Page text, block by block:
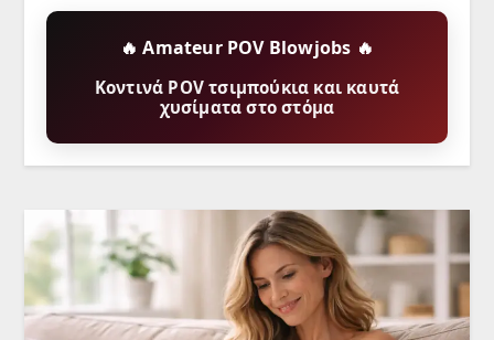
🔥 Amateur POV Blowjobs 🔥
Κοντινά POV τσιμπούκια και καυτά
χυσίματα στο στόμα